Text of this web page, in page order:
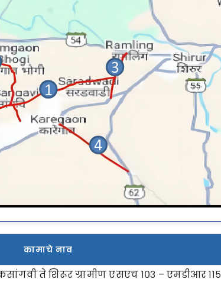
कामाचे नाव
ते शिरूर ग्रामीण एसएच १०३ – एमडीआर ११५